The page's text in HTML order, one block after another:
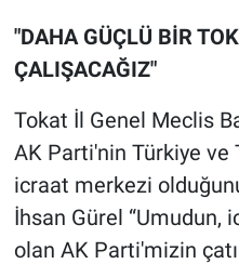
"DAHA GÜÇLÜ BİR
ÇALIŞACAĞIZ"
Tokat İl Genel Meclis
AK Parti'nin Türkiye
icraat merkezi
İhsan Gürel “Umudun,
olan AK Parti'mizin